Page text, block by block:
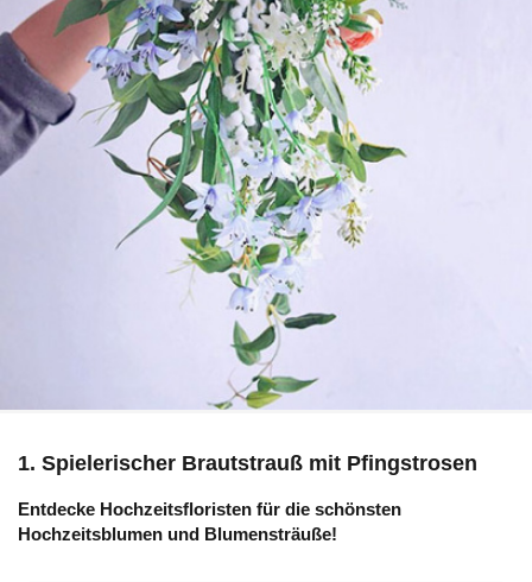
1. Spielerischer Brautstrauß mit Pfingstrosen
Entdecke Hochzeitsfloristen für die schönsten
Hochzeitsblumen und Blumensträuße!